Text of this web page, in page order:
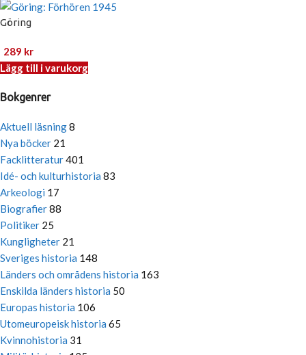
Bokgenrer
Aktuell läsning8
Nya böcker 21
Facklitteratur401
Idé- och kulturhistoria 83
Arkeologi 17
Biografier88
Politiker 25
Kungligheter 21
Sveriges historia 148
Länders och områdens historia 163
Enskilda länders historia 50
Europas historia 106
Utomeuropeisk historia 65
Kvinnohistoria 31
Göring
289 kr
Lägg till i varukorg